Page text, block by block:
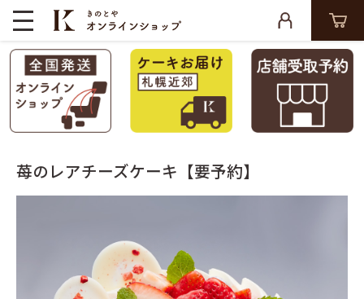
苺のレアチーズケーキ【要予約】